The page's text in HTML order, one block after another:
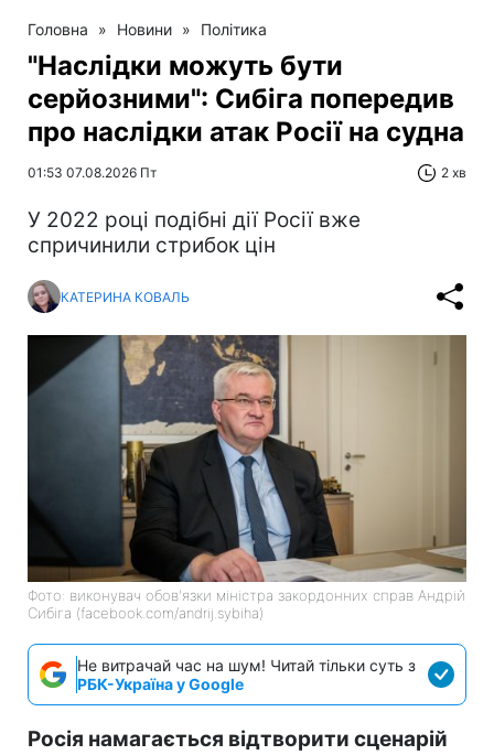
Головна » Новини » Політика
"Наслідки можуть бути
серйозними": Сибіга попередив
про наслідки атак Росії на судна
01:53 07.08.2026 Пт 2 хв
У 2022 році подібні дії Росії вже
спричинили стрибок цін
КАТЕРИНА КОВАЛЬ
Фото: виконувач обов'язки міністра закордонних справ Андрій
Сибіга (facebook.com/andrij.sybiha)
Не витрачай час на шум! Читай тільки суть з
РБК-Україна у Google
Росія намагається відтворити сценарій